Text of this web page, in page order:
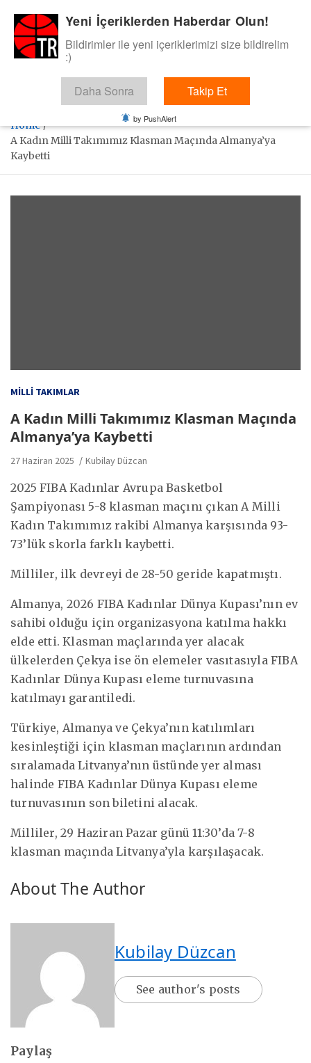
content
BasketTR
Sol dip çizgiden bir basket de bizden gelsin dedik.
Home
A Kadın Milli Takımımız Klasman Maçında Almanya’ya
Kaybetti
MILLI TAKIMLAR
A Kadın Milli Takımımız Klasman Maçında
Almanya’ya Kaybetti
27 Haziran 2025 Kubilay Düzcan
2025 FIBA Kadınlar Avrupa Basketbol
Şampiyonası 5-8 klasman maçını çıkan A Milli
Kadın Takımımız rakibi Almanya karşısında 93-
73’lük skorla farklı kaybetti.
Milliler, ilk devreyi de 28-50 geride kapatmıştı.
Almanya, 2026 FIBA Kadınlar Dünya Kupası’nın ev
sahibi olduğu için organizasyona katılma hakkı
elde etti. Klasman maçlarında yer alacak
ülkelerden Çekya ise ön elemeler vasıtasıyla FIBA
Kadınlar Dünya Kupası eleme turnuvasına
katılmayı garantiledi.
Türkiye, Almanya ve Çekya’nın katılımları
kesinleştiği için klasman maçlarının ardından
sıralamada Litvanya’nın üstünde yer alması
halinde FIBA Kadınlar Dünya Kupası eleme
turnuvasının son biletini alacak.
Milliler, 29 Haziran Pazar günü 11:30’da 7-8
klasman maçında Litvanya’yla karşılaşacak.
About The Author
Kubilay Düzcan
See author's posts
Paylaş
Yeni İçeriklerden Haberdar Olun!
Bildirimler ile yeni içeriklerimizi size bildirelim
:)
Daha Sonra Takip Et
by PushAlert